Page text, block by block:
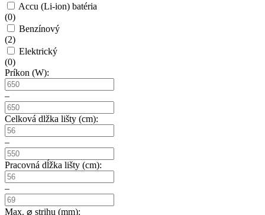
Accu (Li-ion) batéria
(0)
Benzínový
(2)
Elektrický
(0)
Príkon (W):
–
Celková dlžka lišty (cm):
–
Pracovná dĺžka lišty (cm):
–
Max. ⌀ strihu (mm):